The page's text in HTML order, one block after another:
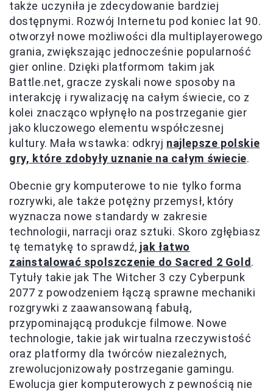
także uczyniła je zdecydowanie bardziej
dostępnymi. Rozwój Internetu pod koniec lat 90.
otworzył nowe możliwości dla multiplayerowego
grania, zwiększając jednocześnie popularność
gier online. Dzięki platformom takim jak
Battle.net, gracze zyskali nowe sposoby na
interakcję i rywalizację na całym świecie, co z
kolei znacząco wpłynęło na postrzeganie gier
jako kluczowego elementu współczesnej
kultury. Mała wstawka: odkryj najlepsze polskie
gry, które zdobyły uznanie na całym świecie.
Obecnie gry komputerowe to nie tylko forma
rozrywki, ale także potężny przemysł, który
wyznacza nowe standardy w zakresie
technologii, narracji oraz sztuki. Skoro zgłębiasz
tę tematykę to sprawdź, jak łatwo
zainstalować spolszczenie do Sacred 2 Gold.
Tytuły takie jak The Witcher 3 czy Cyberpunk
2077 z powodzeniem łączą sprawne mechaniki
rozgrywki z zaawansowaną fabułą,
przypominającą produkcje filmowe. Nowe
technologie, takie jak wirtualna rzeczywistość
oraz platformy dla twórców niezależnych,
zrewolucjonizowały postrzeganie gamingu.
Ewolucja gier komputerowych z pewnością nie